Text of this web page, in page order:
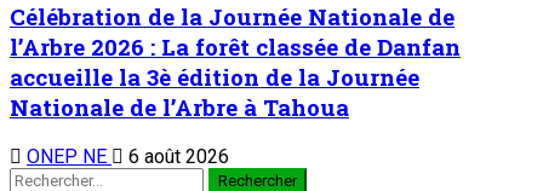
Célébration de la Journée Nationale de
l’Arbre 2026 : La forêt classée de Danfan
accueille la 3è édition de la Journée
Nationale de l’Arbre à Tahoua
ONEP NE
6 août 2026
Rechercher :